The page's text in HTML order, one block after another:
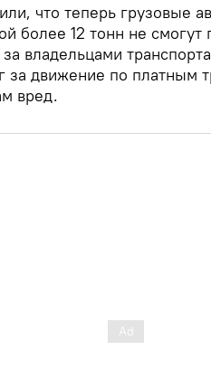
что теперь грузовые
более 12 тонн не
владельцами
за движение по платным
вред.